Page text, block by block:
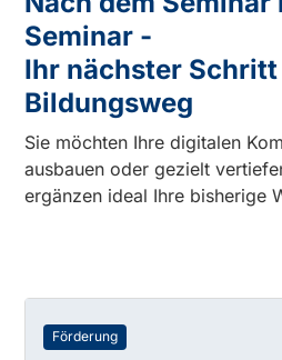
Seminar -
Ihr nächster Schritt
Bildungsweg
Sie möchten Ihre digitalen
ausbauen oder gezielt
ergänzen ideal Ihre bisherige
Förderung